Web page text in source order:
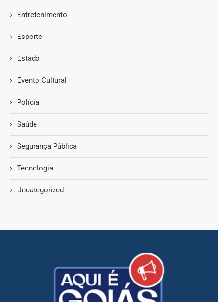
Entretenimento
Esporte
Estado
Evento Cultural
Polícia
Saúde
Segurança Pública
Tecnologia
Uncategorized